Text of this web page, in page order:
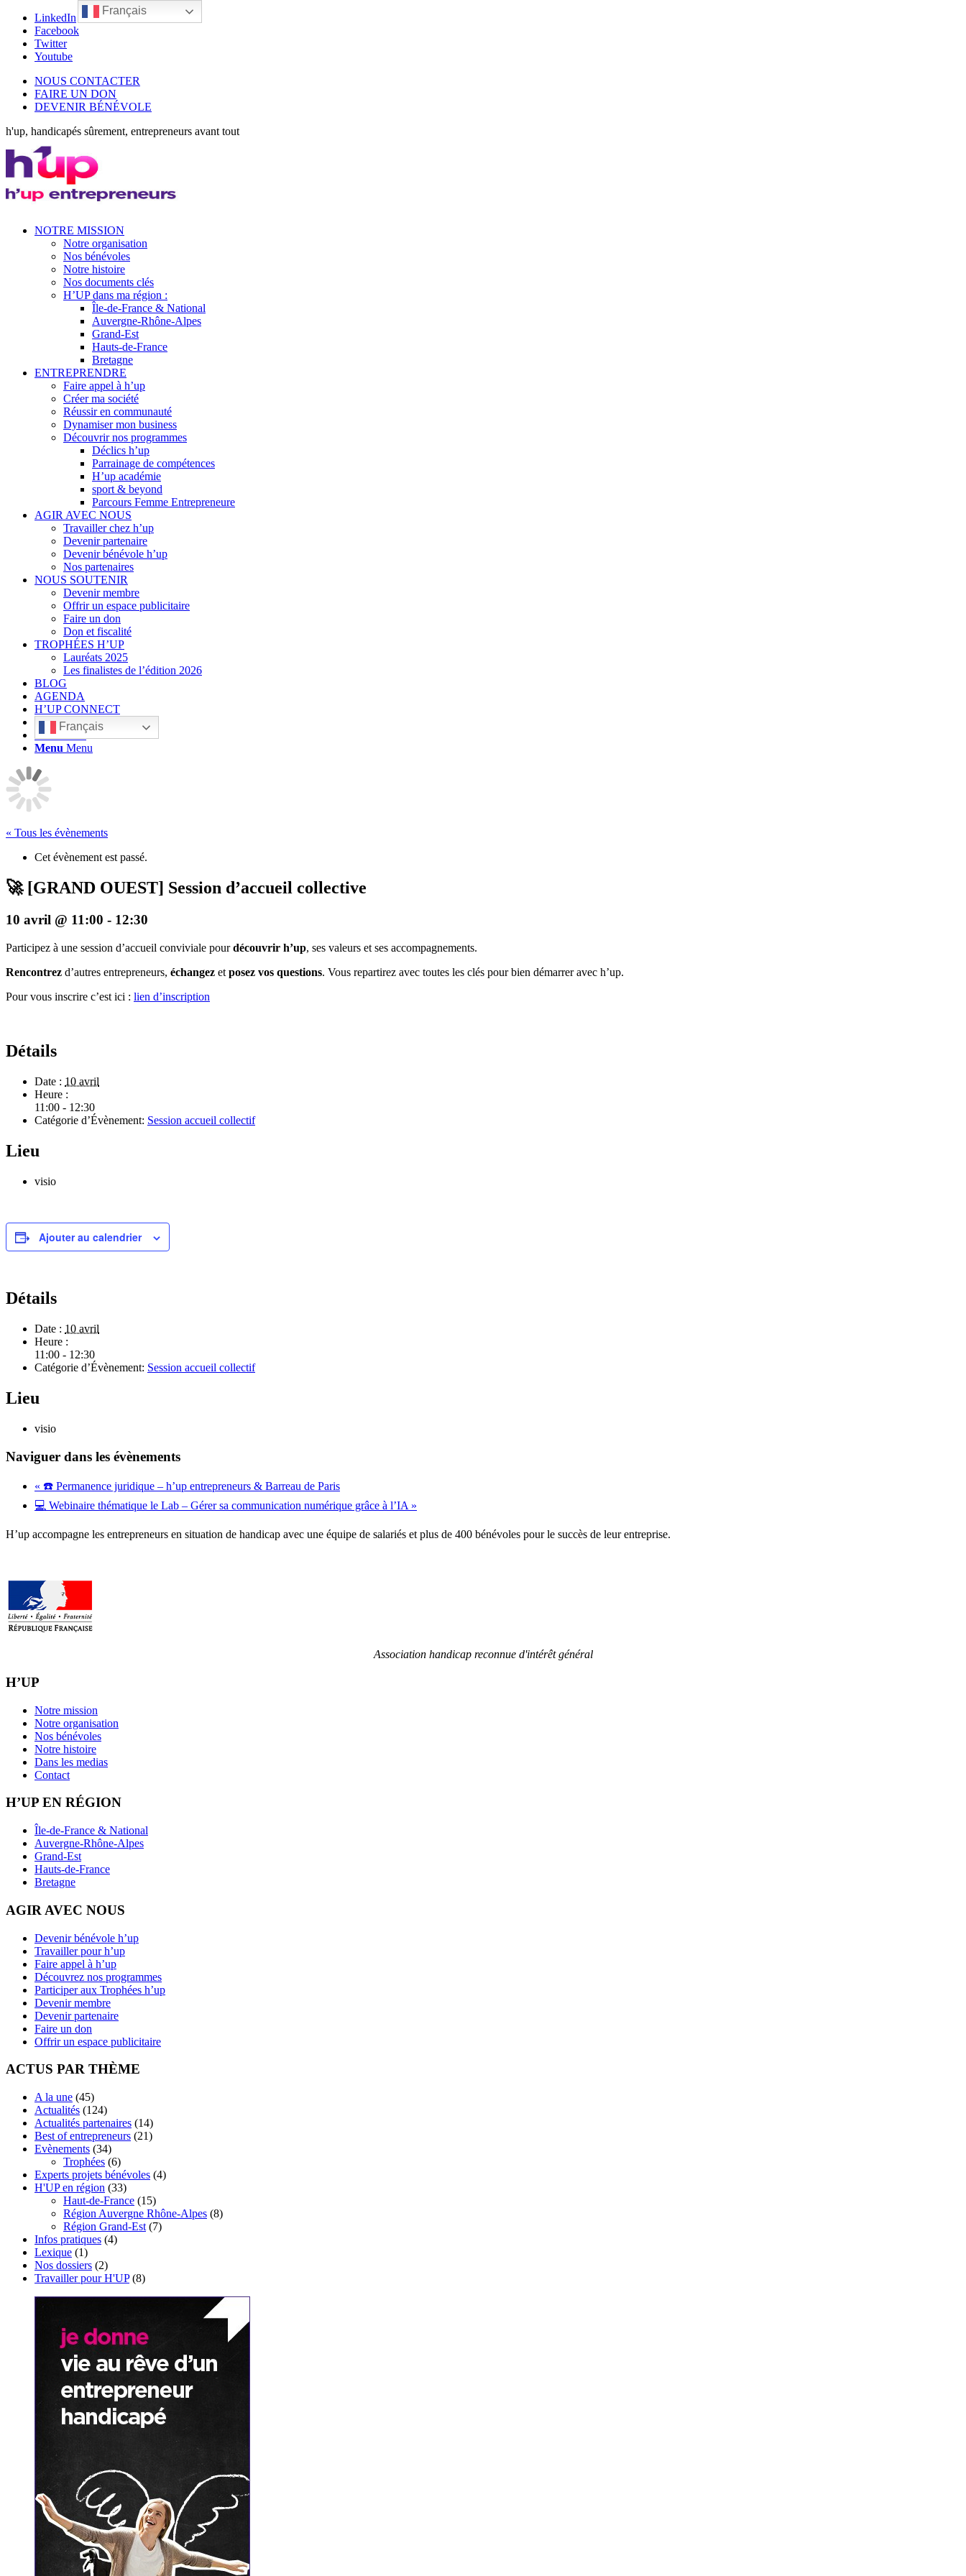
LinkedIn
Facebook
Twitter
Youtube
NOUS CONTACTER
FAIRE UN DON
DEVENIR BÉNÉVOLE
h'up, handicapés sûrement, entrepreneurs avant tout
NOTRE MISSION
Notre organisation
Nos bénévoles
Notre histoire
Nos documents clés
H’UP dans ma région :
Île-de-France & National
Auvergne-Rhône-Alpes
Grand-Est
Hauts-de-France
Bretagne
ENTREPRENDRE
Faire appel à h’up
Créer ma société
Réussir en communauté
Dynamiser mon business
Découvrir nos programmes
Déclics h’up
Parrainage de compétences
H’up académie
sport & beyond
Parcours Femme Entrepreneure
AGIR AVEC NOUS
Travailler chez h’up
Devenir partenaire
Devenir bénévole h’up
Nos partenaires
NOUS SOUTENIR
Devenir membre
Offrir un espace publicitaire
Faire un don
Don et fiscalité
TROPHÉES H’UP
Lauréats 2025
Les finalistes de l’édition 2026
BLOG
AGENDA
H’UP CONNECT
Français
Rechercher
Menu Menu
« Tous les évènements
Cet évènement est passé.
🚀 [GRAND OUEST] Session d’accueil collective
10 avril @ 11:00 - 12:30
Participez à une session d’accueil conviviale pourdécouvrir h’up, ses valeurs et ses accompagnements.
Rencontrez d’autres entrepreneurs, échangez et posez vos questions. Vous repartirez avec toutes les clés pour bien démarrer avec h’up.
Pour vous inscrire c’est ici : lien d’inscription
Détails
Date : 10 avril
Heure :
11:00 - 12:30
Catégorie d’Évènement: Session accueil collectif
Lieu
visio
Ajouter au calendrier
Détails
Date : 10 avril
Heure :
11:00 - 12:30
Catégorie d’Évènement: Session accueil collectif
Lieu
visio
Naviguer dans les évènements
« ☎️ Permanence juridique – h’up entrepreneurs & Barreau de Paris
💻 Webinaire thématique le Lab – Gérer sa communication numérique grâce à l’IA »
H’up accompagne​​ les entrepreneurs en situation de handicap avec une équipe de salariés et plus de 400 bénévoles pour le succès de leur entreprise.
Association handicap reconnue d'intérêt général
H’UP
Notre mission
Notre organisation
Nos bénévoles
Notre histoire
Dans les medias
Contact
H’UP EN RÉGION
Île-de-France & National
Auvergne-Rhône-Alpes
Grand-Est
Hauts-de-France
Bretagne
AGIR AVEC NOUS
Devenir bénévole h’up
Travailler pour h’up
Faire appel à h’up
Découvrez nos programmes
Participer aux Trophées h’up
Devenir membre
Devenir partenaire
Faire un don
Offrir un espace publicitaire
ACTUS PAR THÈME
A la une (45)
Actualités (124)
Actualités partenaires (14)
Best of entrepreneurs (21)
Evènements (34)
Trophées (6)
Experts projets bénévoles (4)
H'UP en région (33)
Haut-de-France (15)
Région Auvergne Rhône-Alpes (8)
Région Grand-Est (7)
Infos pratiques (4)
Lexique (1)
Nos dossiers (2)
Travailler pour H'UP(8)
Français